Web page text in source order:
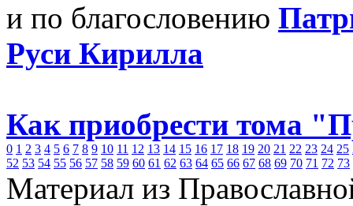
и по благословению
Руси Кирилла
Как приобрести тома
0 1 2 3 4 5 6 7 8 9 10 11 12 13 14 15 16 17 18 19 20 21 22 23 24 25
52 53 54 55 56 57 58 59 60 61 62 63 64 65 66 67 68 69 70 71 72 73
Материал из